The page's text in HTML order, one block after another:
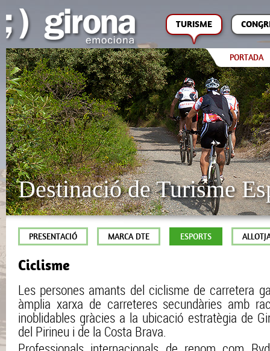
TURISME
PORTADA
Destinació de Turisme
PRESENTACIÓ MARCA DTE ESPORTS
Ciclisme
Les persones amants del ciclisme de carretera
àmplia xarxa de carreteres secundàries amb
inoblidables gràcies a la ubicació estratègia de
del Pirineu i de la Costa Brava.